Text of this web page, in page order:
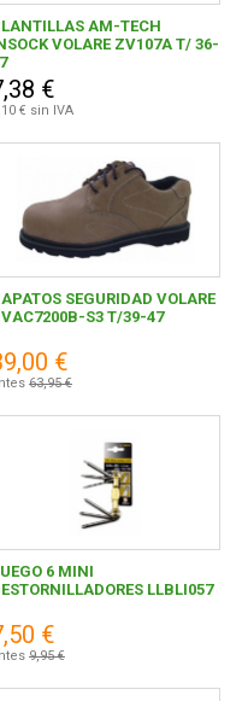
1
1
AM-TECH
VOLARE ZV107A T/ 36-
€
€ sin IVA
SEGURIDAD VOLARE
S3 T/39-47
€
63,95 €
6 MINI
LLBLI057
€
9,95 €